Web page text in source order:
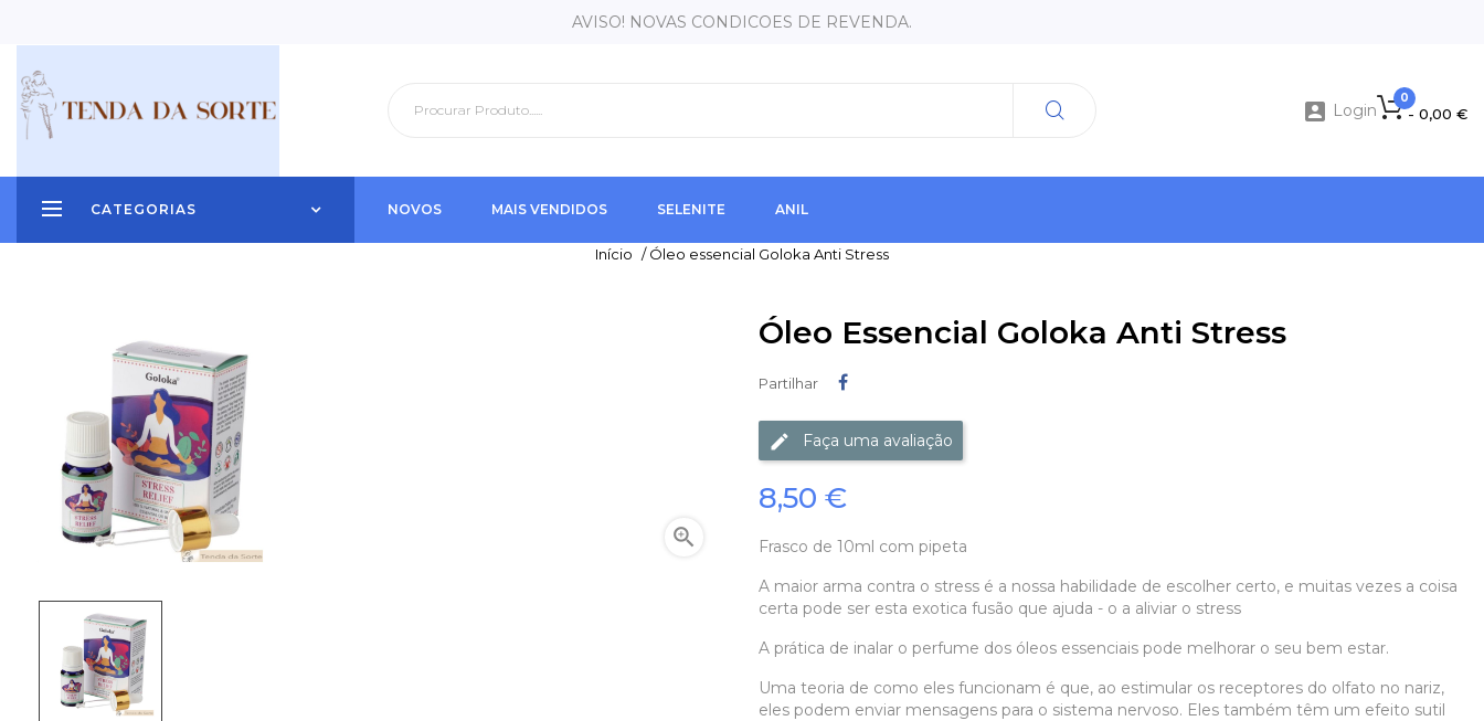
AVISO! NOVAS CONDICOES DE REVENDA.
0
- 0,00 €
 Login
CATEGORIAS NOVOS MAIS VENDIDOS SELENITE ANIL
Início / Óleo essencial Goloka Anti Stress

Óleo Essencial Goloka Anti Stress
Partilhar
Faça uma avaliação
8,50 €
Frasco de 10ml com pipeta
A maior arma contra o stress é a nossa habilidade de escolher certo, e muitas vezes a coisa
certa pode ser esta exotica fusão que ajuda - o a aliviar o stress
A prática de inalar o perfume dos óleos essenciais pode melhorar o seu bem estar.
Uma teoria de como eles funcionam é que, ao estimular os receptores do olfato no nariz,
eles podem enviar mensagens para o sistema nervoso. Eles também têm um efeito sutil